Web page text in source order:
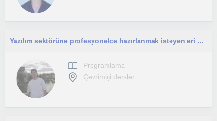
Yazılım sektörüne profesyonelce hazırlanmak isteyenleri bekliyorum. Sadece kodlamayı değil, gerçek hayat projelerini göeceksiniz.
Programlama
Çevrimiçi dersler